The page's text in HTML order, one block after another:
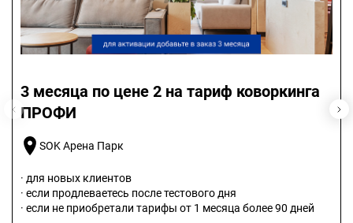
3 месяца по цене 2 на тариф коворкинга
ПРОФИ
SOK Арена Парк
· для новых клиентов
· если продлеваетесь после тестового дня
· если не приобретали тарифы от 1 месяца более 90 дней